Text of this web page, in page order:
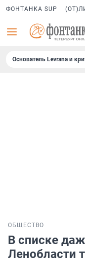
ФОНТАНКА SUP
Основатель Levrana и
ОБЩЕСТВО
В списке
Ленобласти